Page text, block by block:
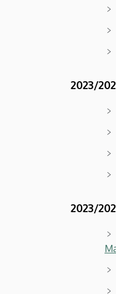
2023/
2023/